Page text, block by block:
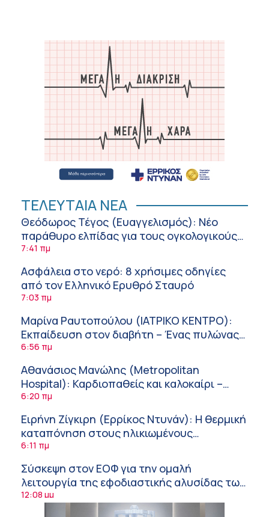
ΤΕΛΕΥΤΑΙΑ ΝΕΑ
Θεόδωρος Τέγος (Ευαγγελισμός): Νέο
παράθυρο ελπίδας για τους ογκολογικούς
ασθενείς μέσω κλινικών δοκιμών
7:41 πμ
Ασφάλεια στο νερό: 8 χρήσιμες οδηγίες
από τον Ελληνικό Ερυθρό Σταυρό
7:03 πμ
Μαρίνα Ραυτοπούλου (ΙΑΤΡΙΚΟ ΚΕΝΤΡΟ):
Εκπαίδευση στον διαβήτη – Ένας πυλώνας
της σύγχρονης φροντίδας
6:56 πμ
Αθανάσιος Μανώλης (Metropolitan
Hospital): Καρδιοπαθείς και καλοκαίρι –
Διακοπές με ασφάλεια
6:20 πμ
Ειρήνη Ζίγκιρη (Ερρίκος Ντυνάν): H θερμική
καταπόνηση στους ηλικιωμένους
εργαζόμενους
6:11 πμ
Σύσκεψη στον ΕΟΦ για την ομαλή
λειτουργία της εφοδιαστικής αλυσίδας των
φαρμάκων στη διάρκεια του καλοκαιριού
12:08 μμ